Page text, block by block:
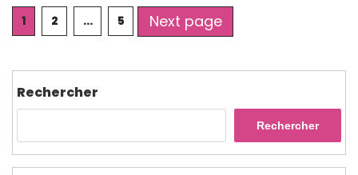
Posts
pagination
Page
1 Page
2 … Page
5 Next page
Rechercher
Rechercher